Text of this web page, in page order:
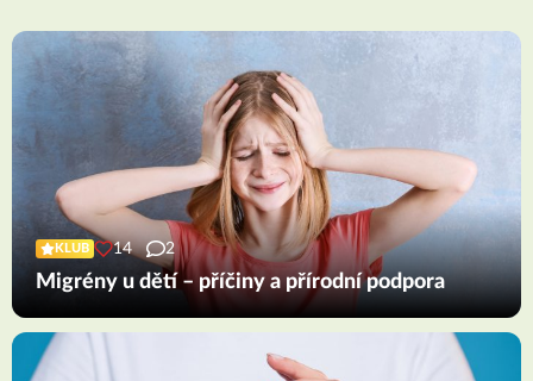
KLUB 14 2
Migrény u dětí – příčiny a přírodní podpora